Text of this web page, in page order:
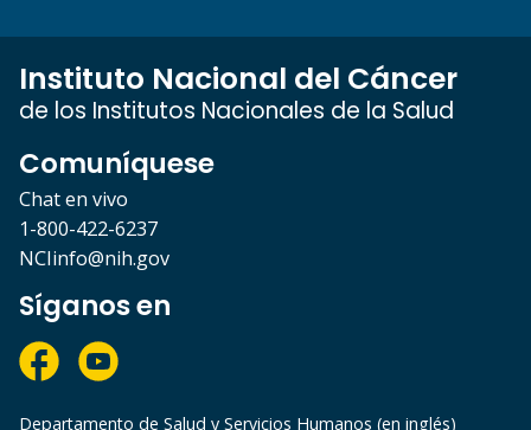
Instituto Nacional del Cáncer
de los Institutos Nacionales de la Salud
Comuníquese
Chat en vivo
1-800-422-6237
NCIinfo@nih.gov
Síganos en
Departamento de Salud y Servicios Humanos (en inglés)